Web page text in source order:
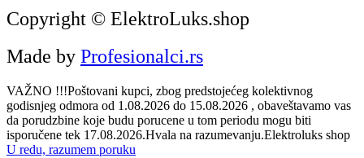
Copyright © ElektroLuks.shop
Made by Profesionalci.rs
VAŽNO !!!Poštovani kupci, zbog predstojećeg kolektivnog
godisnjeg odmora od 1.08.2026 do 15.08.2026 , obaveštavamo vas
da porudzbine koje budu porucene u tom periodu mogu biti
isporučene tek 17.08.2026.Hvala na razumevanju.Elektroluks shop
U redu, razumem poruku